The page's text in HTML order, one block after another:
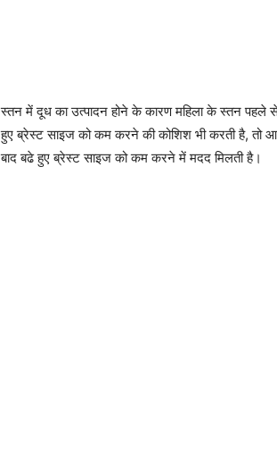
स्तन में दूध का उत्पादन होने के कारण महिला के स्तन पहले
हुए ब्रेस्ट साइज को कम करने की कोशिश भी करती है, तो
बाद बढे हुए ब्रेस्ट साइज को कम करने में मदद मिलती है।